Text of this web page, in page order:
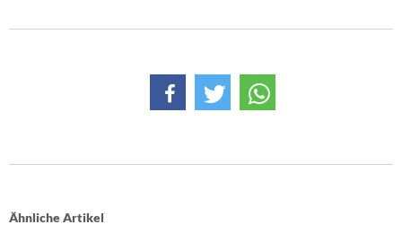
Über mich
Ähnliche Artikel